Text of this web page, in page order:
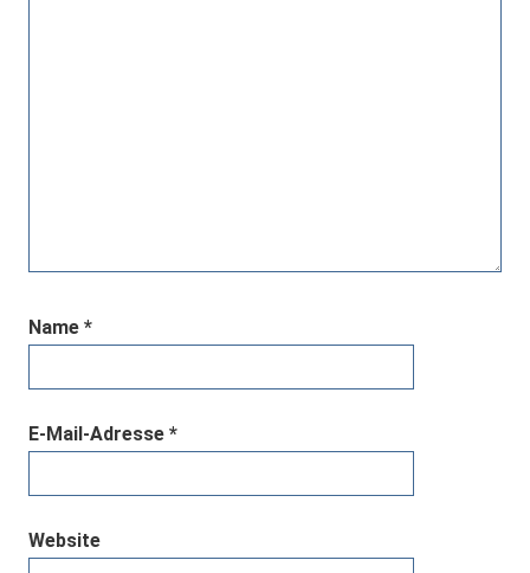
Name *
E-Mail-Adresse *
Website